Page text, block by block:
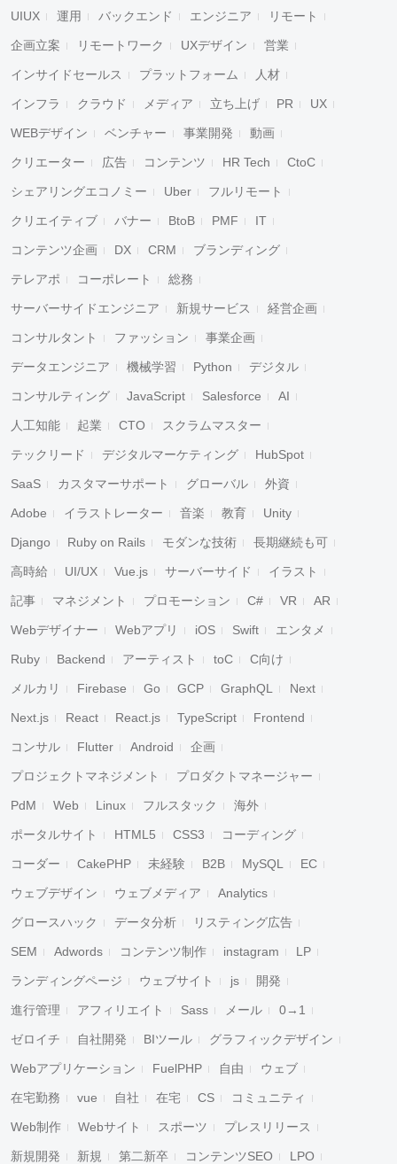
UIUX 運用 バックエンド エンジニア リモート
企画立案 リモートワーク UXデザイン 営業
インサイドセールス プラットフォーム 人材
インフラ クラウド メディア 立ち上げ PR UX
WEBデザイン ベンチャー 事業開発 動画
クリエーター 広告 コンテンツ HR Tech CtoC
シェアリングエコノミー Uber フルリモート
クリエイティブ バナー BtoB PMF IT
コンテンツ企画 DX CRM ブランディング
テレアポ コーポレート 総務
サーバーサイドエンジニア 新規サービス 経営企画
コンサルタント ファッション 事業企画
データエンジニア 機械学習 Python デジタル
コンサルティング JavaScript Salesforce AI
人工知能 起業 CTO スクラムマスター
テックリード デジタルマーケティング HubSpot
SaaS カスタマーサポート グローバル 外資
Adobe イラストレーター 音楽 教育 Unity
Django Ruby on Rails モダンな技術 長期継続も可
高時給 UI/UX Vue.js サーバーサイド イラスト
記事 マネジメント プロモーション C# VR AR
Webデザイナー Webアプリ iOS Swift エンタメ
Ruby Backend アーティスト toC C向け
メルカリ Firebase Go GCP GraphQL Next
Next.js React React.js TypeScript Frontend
コンサル Flutter Android 企画
プロジェクトマネジメント プロダクトマネージャー
PdM Web Linux フルスタック 海外
ポータルサイト HTML5 CSS3 コーディング
コーダー CakePHP 未経験 B2B MySQL EC
ウェブデザイン ウェブメディア Analytics
グロースハック データ分析 リスティング広告
SEM Adwords コンテンツ制作 instagram LP
ランディングページ ウェブサイト js 開発
進行管理 アフィリエイト Sass メール 0→1
ゼロイチ 自社開発 BIツール グラフィックデザイン
Webアプリケーション FuelPHP 自由 ウェブ
在宅勤務 vue 自社 在宅 CS コミュニティ
Web制作 Webサイト スポーツ プレスリリース
新規開発 新規 第二新卒 コンテンツSEO LPO